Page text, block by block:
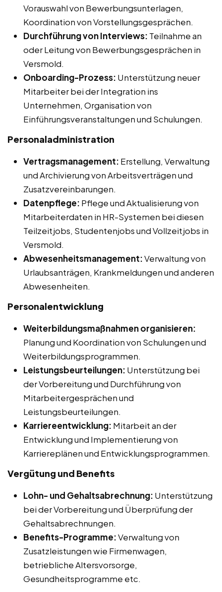
Vorauswahl von Bewerbungsunterlagen,
Koordination von Vorstellungsgesprächen.
Durchführung von Interviews: Teilnahme an
oder Leitung von Bewerbungsgesprächen in
Versmold.
Onboarding-Prozess: Unterstützung neuer
Mitarbeiter bei der Integration ins
Unternehmen, Organisation von
Einführungsveranstaltungen und Schulungen.
Personaladministration
Vertragsmanagement: Erstellung, Verwaltung
und Archivierung von Arbeitsverträgen und
Zusatzvereinbarungen.
Datenpflege: Pflege und Aktualisierung von
Mitarbeiterdaten in HR-Systemen bei diesen
Teilzeitjobs, Studentenjobs und Vollzeitjobs in
Versmold.
Abwesenheitsmanagement:Verwaltung von
Urlaubsanträgen, Krankmeldungen und anderen
Abwesenheiten.
Personalentwicklung
Weiterbildungsmaßnahmen organisieren:
Planung und Koordination von Schulungen und
Weiterbildungsprogrammen.
Leistungsbeurteilungen: Unterstützung bei
der Vorbereitung und Durchführung von
Mitarbeitergesprächen und
Leistungsbeurteilungen.
Karriereentwicklung: Mitarbeit an der
Entwicklung und Implementierung von
Karriereplänen und Entwicklungsprogrammen.
Vergütung und Benefits
Lohn- und Gehaltsabrechnung: Unterstützung
bei der Vorbereitung und Überprüfung der
Gehaltsabrechnungen.
Benefits-Programme:Verwaltung von
Zusatzleistungen wie Firmenwagen,
betriebliche Altersvorsorge,
Gesundheitsprogramme etc.